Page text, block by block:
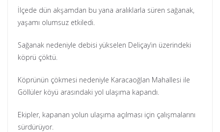
İlçede dün akşamdan bu yana aralıklarla süren sağanak,
yaşamı olumsuz etkiledi.
Sağanak nedeniyle debisi yükselen Deliçay’ın üzerindeki
köprü çöktü.
Köprünün çökmesi nedeniyle Karacaoğlan Mahallesi ile
Göllüler köyü arasındaki yol ulaşıma kapandı.
Ekipler, kapanan yolun ulaşıma açılması için çalışmalarını
sürdürüyor.